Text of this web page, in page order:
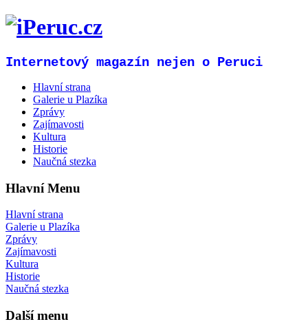
Internetový magazín nejen o Peruci
Hlavní strana
Galerie u Plazíka
Zprávy
Zajímavosti
Kultura
Historie
Naučná stezka
Hlavní Menu
Hlavní strana
Galerie u Plazíka
Zprávy
Zajímavosti
Kultura
Historie
Naučná stezka
Další menu